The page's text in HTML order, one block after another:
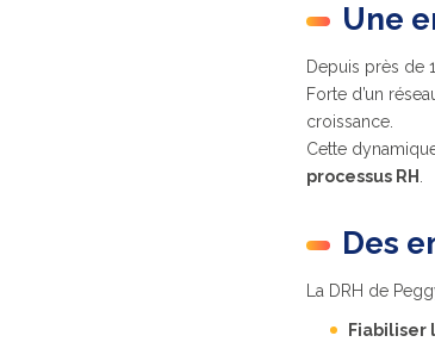
Une
Depuis près de
Forte d’un
croissance.
Cette
processus RH .
Des
La DRH de
Fiabiliser